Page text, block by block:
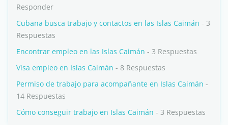
Responder
Cubana busca trabajo y contactos en las Islas Caimán - 3
Respuestas
Encontrar empleo en las Islas Caimán - 3 Respuestas
Visa empleo en Islas Caimán - 8 Respuestas
Permiso de trabajo para acompañante en Islas Caimán -
14 Respuestas
Cómo conseguir trabajo en Islas Caimán - 3 Respuestas